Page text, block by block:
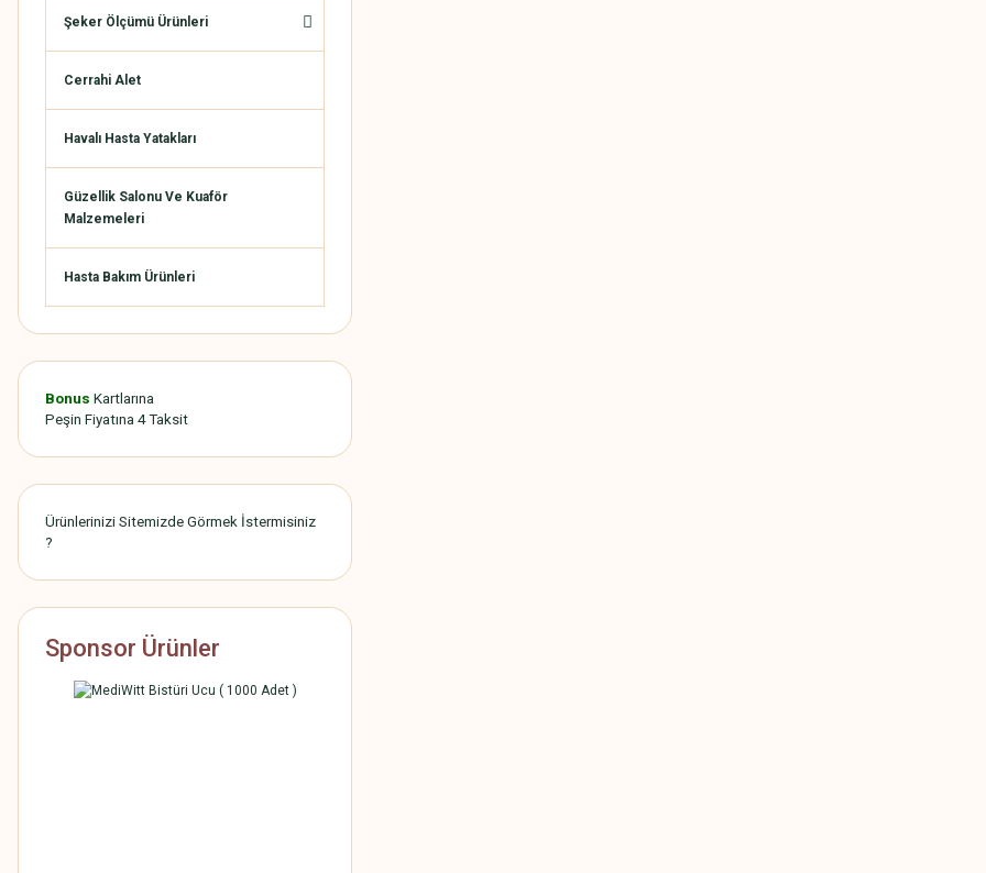
Şeker Ölçümü Ürünleri
Cerrahi Alet
Havalı Hasta Yatakları
Güzellik Salonu Ve Kuaför
Malzemeleri
Hasta Bakım Ürünleri
Bonus Kartlarına
Peşin Fiyatına 4 Taksit
Ürünlerinizi Sitemizde Görmek İstermisiniz
?
Sponsor Ürünler